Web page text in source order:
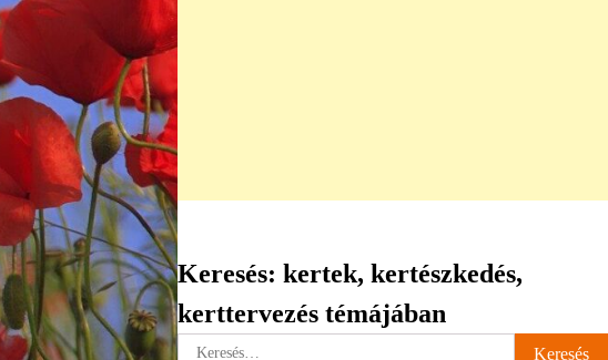
Keresés: kertek, kertészkedés,
kerttervezés témájában
Keresés: